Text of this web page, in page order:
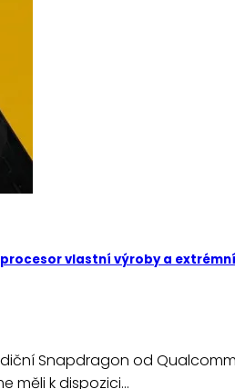
procesor vlastní výroby a
Snapdragon od
měli k dispozici…